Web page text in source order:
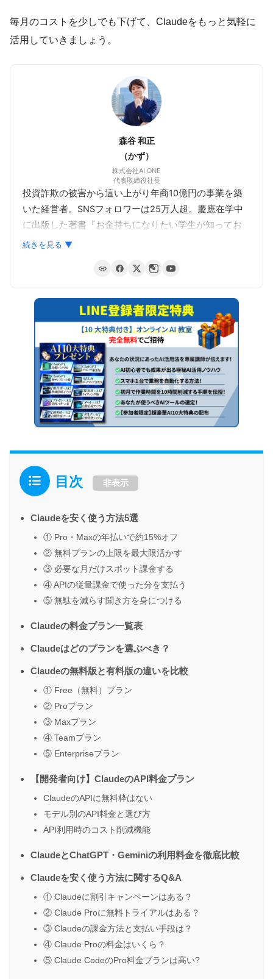
毎月のコストを少しでも下げて、Claudeをもっと気軽に
活用していきましょう。
森谷 和正
（かず）
株式会社AI ONE
代表取締役社長
投資詐欺の被害から這い上がり年商10億円の事業を築
いた経営者。SNSフォロワーは25万人超。慶應在学中
に出版した著書『お金持ちになりたい学生が知ってお
くべき勉強よりも大切なこと』（秀和システム）は、
ジネス書ランキングで1位を獲得。
生徒数1,000人を超えるAIスクール『AI ONE』と、
5000名超在籍の『物販ONE』を運営。「AIで個人が収
益を最大化できる時代」を提唱している。受講生の自
由な働き方を支援する。
続きを見る ▼
目次 非表示
Claudeを安く使う方法5選
① Pro・Maxの年払いで約15%オフ
② 無料プランの上限を最大限活かす
③ 必要な月だけスポット課金する
④ APIの従量課金で使った分を支払う
⑤ 無駄を減らす聞き方を身につける
Claudeの料金プラン一覧表
Claudeはどのプランを選ぶべき？
Claudeの無料版と有料版の違いを比較
① Free（無料）プラン
② Proプラン
③ Maxプラン
④ Teamプラン
⑤ Enterpriseプラン
【開発者向け】ClaudeのAPI料金プラン
ClaudeのAPIに無料枠はない
モデル別のAPI料金と選び方
API利用時のコスト削減機能
ClaudeとChatGPT・Geminiの利用料金を徹底比較
Claudeを安く使う方法に関するQ&A
① Claudeに割引キャンペーンはある？
② Claude Proに無料トライアルはある？
③ Claudeの課金方法と支払い手段は？
④ Claude Proの料金はいくら？
⑤ Claude CodeのPro料金プランは高い?